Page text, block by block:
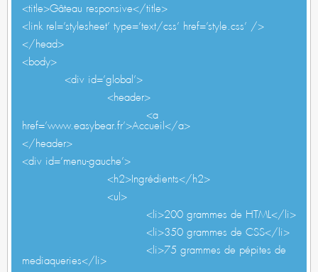
<title>Gâteau responsive</title>
<link rel=’stylesheet’ type=’text/css’ href=’style.css’ />
</head>
<body>
<div id=’global’>
<header>
<a
href=’www.easybear.fr’>Accueil</a>
</header>
<div id=’menu-gauche’>
<h2>Ingrédients</h2>
<ul>
<li>200 grammes de HTML</li>
<li>350 grammes de CSS</li>
<li>75 grammes de pépites de
mediaqueries</li>